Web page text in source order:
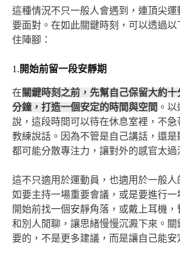
這種情況不只一般人會遇到，連頂尖運
要面對。在如此關鍵時刻，可以透過以
住陣腳：
1. 開始前留一段安靜期
在 關鍵時刻之前，先幫自己保留大約
分鐘，打造一個安定的時間與空間 。
說，這段時間可以待在休息室裡，不急
教練說話。因為不管是自己講話，還是
都可能分散專注力，讓對外的感官太過
這不只適用於運動員，也適用於一般人
如要主持一場重要會議，或是要進行一
開始前找一個安靜角落，或戴上耳機，
和別人閒聊，讓思緒慢慢沉澱下來。關
要的，不是更多建議，而是讓自己能安